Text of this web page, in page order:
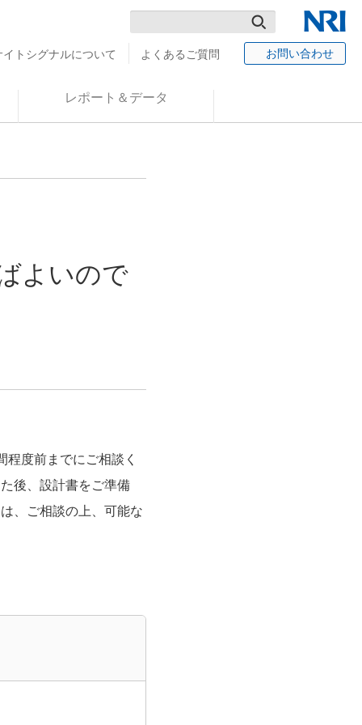
NRI
検
イトシグナルについて よくあるご質問 お問い合わせ
レポート＆データ
よいので
度前までにご相談く
後、設計書をご準備
、ご相談の上、可能な